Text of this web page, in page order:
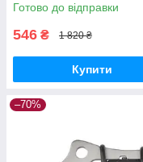
Готово до відправки
546 ₴ 1 820 ₴
Купити
–70%